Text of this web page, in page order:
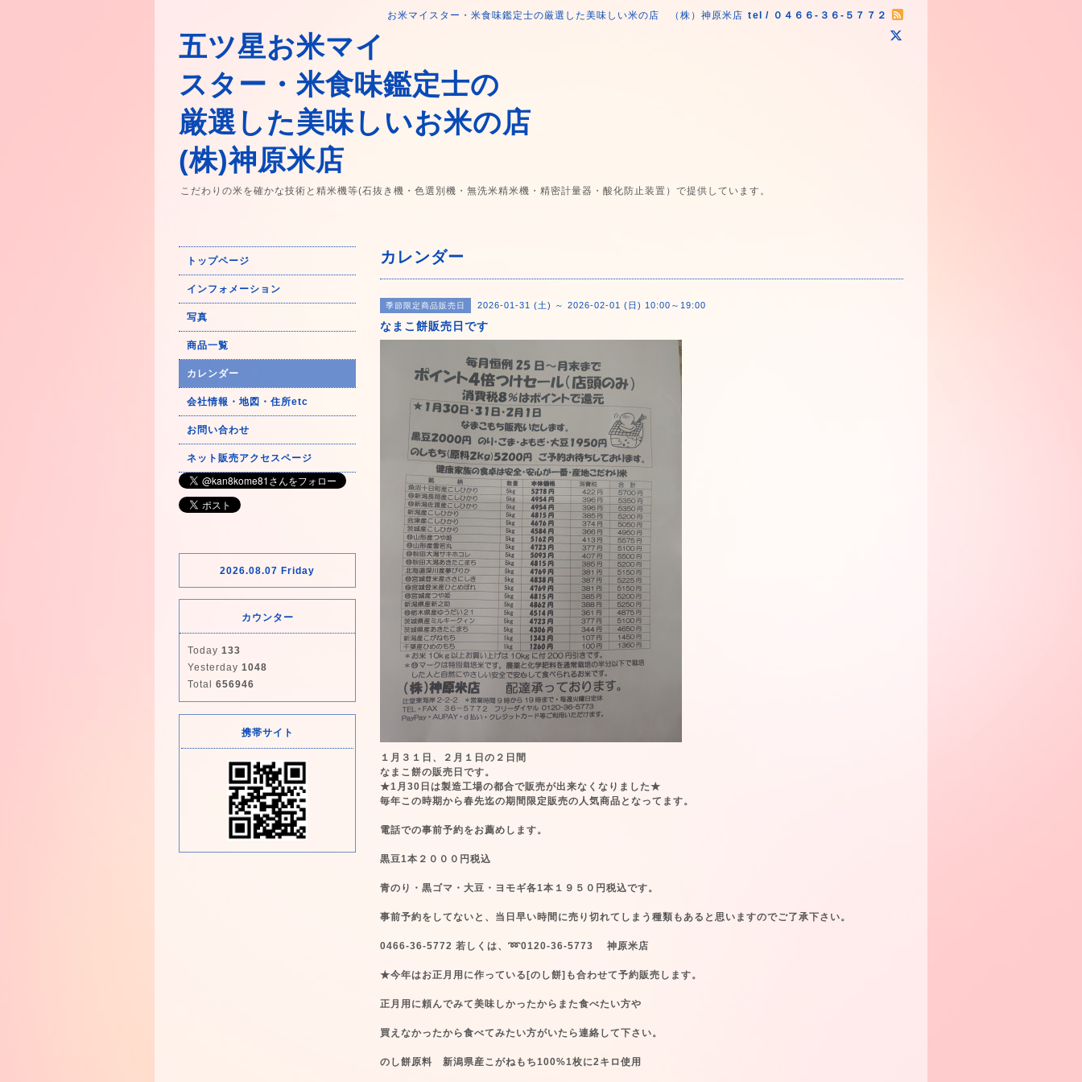
お米マイスター・米食味鑑定士の厳選した美味しい米の店 （株）神原米店 tel / ０４６６-３６-５７７２
五ツ星お米マイ
スター・米食味鑑定士の
厳選した美味しいお米の店
(株)神原米店
こだわりの米を確かな技術と精米機等(石抜き機・色選別機・無洗米精米機・精密計量器・酸化防止装置）で提供しています。
カレンダー
季節限定商品販売日 2026-01-31 (土) ～ 2026-02-01 (日) 10:00～19:00
なまこ餅販売日です
１月３１日、２月１日の２日間
なまこ餅の販売日です。
★1月30日は製造工場の都合で販売が出来なくなりました★
毎年この時期から春先迄の期間限定販売の人気商品となってます。
電話での事前予約をお薦めします。
黒豆1本２０００円税込
青のり・黒ゴマ・大豆・ヨモギ各1本１９５０円税込です。
事前予約をしてないと、当日早い時間に売り切れてしまう種類もあると思いますのでご了承下さい。
0466-36-5772 若しくは、➿0120-36-5773 神原米店
★今年はお正月用に作っている[のし餅]も合わせて予約販売します。
正月用に頼んでみて美味しかったからまた食べたい方や
買えなかったから食べてみたい方がいたら連絡して下さい。
のし餅原料 新潟県産こがねもち100%1枚に2キロ使用
トップページ
インフォメーション
写真
商品一覧
カレンダー
会社情報・地図・住所etc
お問い合わせ
ネット販売アクセスページ
2026.08.07 Friday
カウンター
Today 133
Yesterday 1048
Total 656946
携帯サイト